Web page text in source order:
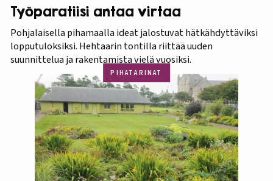
Työparatiisi antaa virtaa
Pohjalaisella pihamaalla ideat jalostuvat hätkähdyttäviksi
lopputuloksiksi. Hehtaarin tontilla riittää uuden
suunnittelua ja rakentamista vielä vuosiksi.
PIHATARINAT